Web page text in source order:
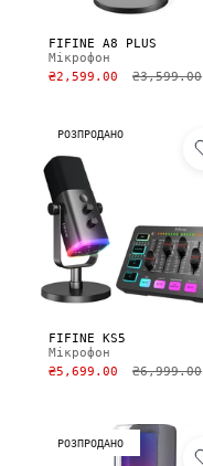
FIFINE A8 PLUS
Мікрофон
₴2,599.00
₴3,599.00
РОЗПРОДАНО
FIFINE KS5
Мікрофон
₴5,699.00
₴6,999.00
РОЗПРОДАНО